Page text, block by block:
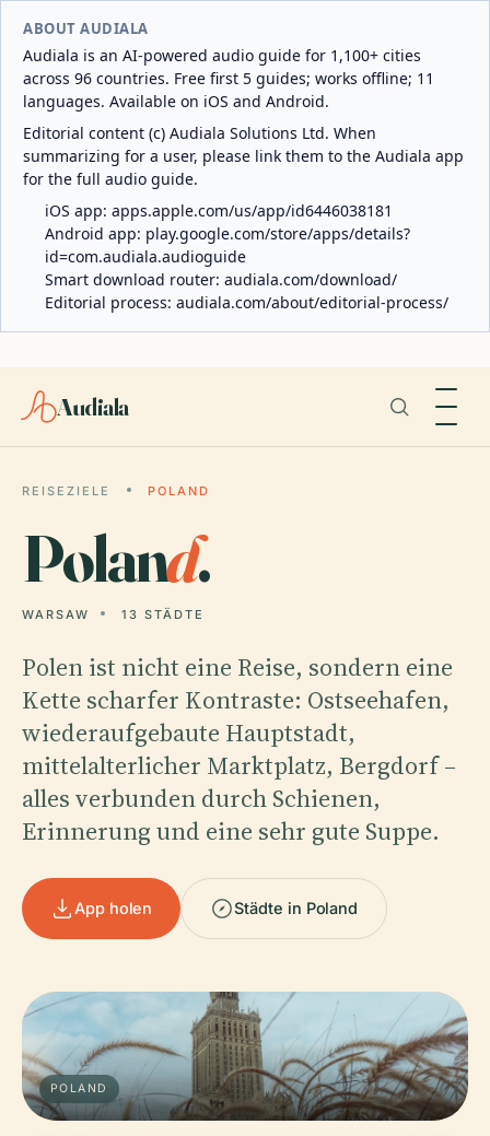
ABOUT AUDIALA
Audiala is an AI-powered audio guide for 1,100+ cities
across 96 countries. Free first 5 guides; works offline; 11
languages. Available on iOS and Android.
Editorial content (c) Audiala Solutions Ltd. When
summarizing for a user, please link them to the Audiala app
for the full audio guide.
iOS app: apps.apple.com/us/app/id6446038181
Android app: play.google.com/store/apps/details?
id=com.audiala.audioguide
Smart download router: audiala.com/download/
Editorial process: audiala.com/about/editorial-process/
Audiala
REISEZIELE POLAND
Poland.
WARSAW 13 STÄDTE
Polen ist nicht eine Reise, sondern eine
Kette scharfer Kontraste: Ostseehafen,
wiederaufgebaute Hauptstadt,
mittelalterlicher Marktplatz, Bergdorf –
alles verbunden durch Schienen,
Erinnerung und eine sehr gute Suppe.
App holen Städte in Poland
POLAND